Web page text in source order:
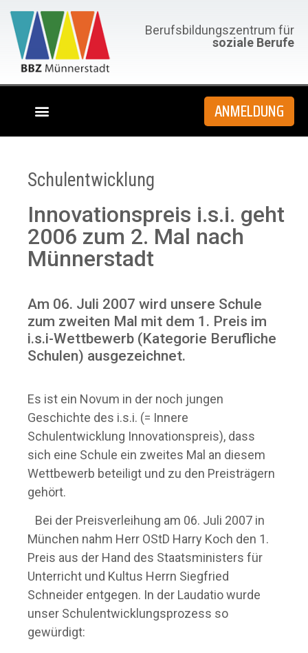
Berufsbildungszentrum für
soziale Berufe
ANMELDUNG
Schulentwicklung
Innovationspreis i.s.i. geht
2006 zum 2. Mal nach
Münnerstadt
Am 06. Juli 2007 wird unsere Schule
zum zweiten Mal mit dem 1. Preis im
i.s.i-Wettbewerb (Kategorie Berufliche
Schulen) ausgezeichnet.
Es ist ein Novum in der noch jungen
Geschichte des i.s.i. (= Innere
Schulentwicklung Innovationspreis), dass
sich eine Schule ein zweites Mal an diesem
Wettbewerb beteiligt und zu den Preisträgern
gehört.
Bei der Preisverleihung am 06. Juli 2007 in
München nahm Herr OStD Harry Koch den 1.
Preis aus der Hand des Staatsministers für
Unterricht und Kultus Herrn Siegfried
Schneider entgegen. In der Laudatio wurde
unser Schulentwicklungsprozess so
gewürdigt: